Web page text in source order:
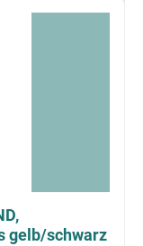
gelb/schwarz